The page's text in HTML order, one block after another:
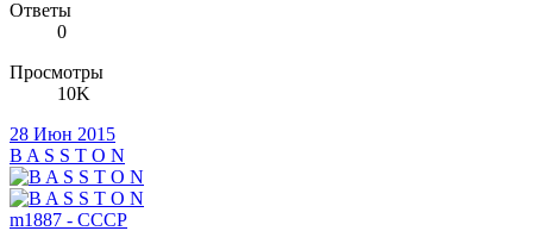
Ответы
0
Просмотры
10K
28 Июн 2015
B A S S T O N
m1887 - CCCP